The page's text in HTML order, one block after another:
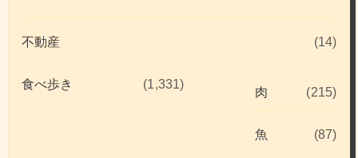
不動産 (14)
食べ歩き (1,331)
肉 (215)
魚 (87)